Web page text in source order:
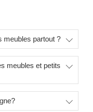
meubles partout ?
meubles et petits